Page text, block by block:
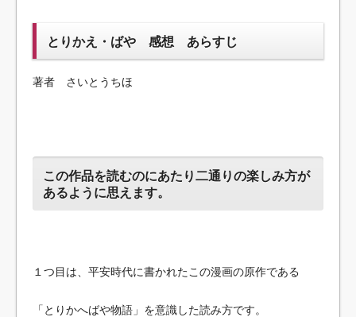
とりかえ・ばや 感想 あらすじ
著者 さいとうちほ
この作品を読むのにあたり二通りの楽しみ方が
あるように思えます。
１つ目は、平安時代に書かれたこの漫画の原作である
「とりかへばや物語」を意識した読み方です。